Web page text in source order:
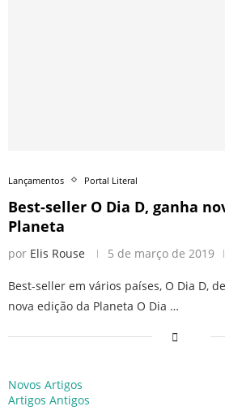
Lançamentos Portal Literal
Best-seller O Dia D, ganha
Planeta
por Elis Rouse 5 de março de 2019
Best-seller em vários países, O Dia D,
nova edição da Planeta O Dia …
Novos Artigos
Artigos Antigos